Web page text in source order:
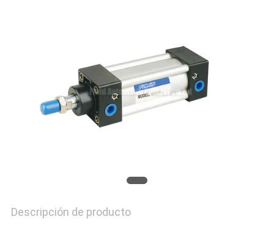
Descripción de producto